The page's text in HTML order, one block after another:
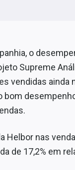
o
Supreme
vendidas
bom
Helbor nas
de 17,2% em